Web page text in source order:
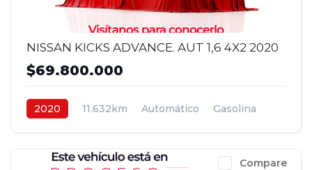
NISSAN KICKS ADVANCE. AUT 1,6 4X2 2020
$69.800.000
2020 11.632km Automático
Gasolina
Compare